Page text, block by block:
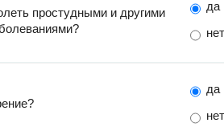
простудными и другими
да
нет
да
нет